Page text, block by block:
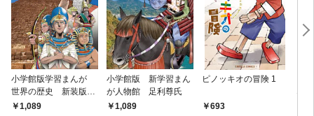
小学館版学習まんが
世界の歴史 新装版
１ メソポタミアとエ
1,089
小学館版 新学習まん
が人物館 足利尊氏
1,089
ピノッキオの冒険 1
693
な